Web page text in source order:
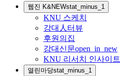
웹진 K&NEWstat_minus_1
KNU 스케치
강대人터뷰
후원의집
강대신문open_in_new
KNU 리서치 인사이트
열린마당stat_minus_1